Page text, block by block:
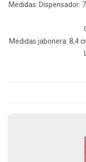
Medidas: Dispensador:
Medidas jabonera: 8,4